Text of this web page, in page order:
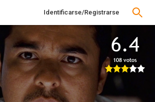
Identificarse/Registrarse
6.4
108 votos